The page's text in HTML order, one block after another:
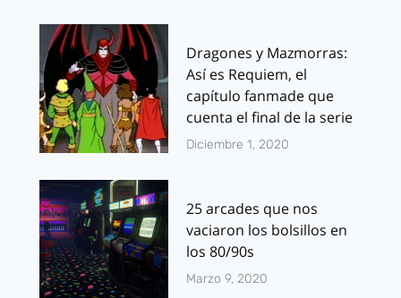
Dragones y Mazmorras:
Así es Requiem, el
capítulo fanmade que
cuenta el final de la serie
Diciembre 1, 2020
25 arcades que nos
vaciaron los bolsillos en
los 80/90s
Marzo 9, 2020